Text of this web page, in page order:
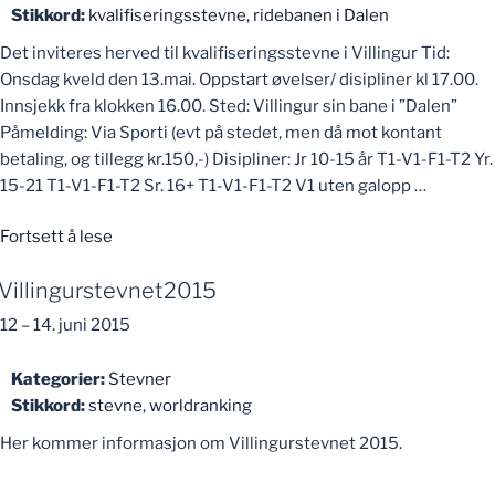
Stikkord: kvalifiseringsstevne, ridebanen i Dalen
Det inviteres herved til kvalifiseringsstevne i Villingur Tid:
Onsdag kveld den 13.mai. Oppstart øvelser/ disipliner kl 17.00.
Innsjekk fra klokken 16.00. Sted: Villingur sin bane i ”Dalen”
Påmelding: Via Sporti (evt på stedet, men då mot kontant
betaling, og tillegg kr.150,-) Disipliner: Jr 10-15 år T1-V1-F1-T2 Yr.
15-21 T1-V1-F1-T2 Sr. 16+ T1-V1-F1-T2 V1 uten galopp …
Fortsett å lese
12 –14. juni 2015
Kategorier: Stevner
Stikkord:stevne,worldranking
Her kommer informasjon om Villingurstevnet 2015.